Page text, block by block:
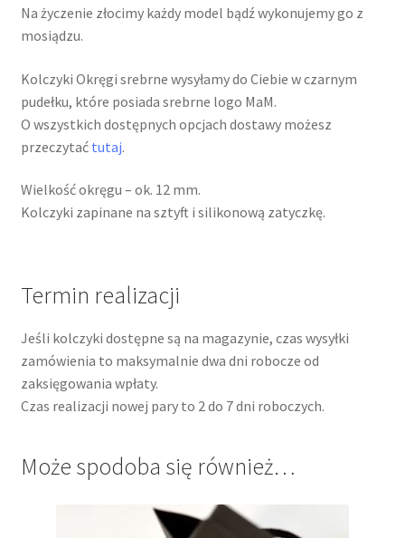
Na życzenie złocimy każdy model bądź wykonujemy go z
mosiądzu.
Kolczyki Okręgi srebrne wysyłamy do Ciebie w czarnym
pudełku, które posiada srebrne logo MaM.
O wszystkich dostępnych opcjach dostawy możesz
przeczytać tutaj.
Wielkość okręgu – ok. 12 mm.
Kolczyki zapinane na sztyft i silikonową zatyczkę.
Termin realizacji
Jeśli kolczyki dostępne są na magazynie, czas wysyłki
zamówienia to maksymalnie dwa dni robocze od
zaksięgowania wpłaty.
Czas realizacji nowej pary to 2 do 7 dni roboczych.
Może spodoba się również…